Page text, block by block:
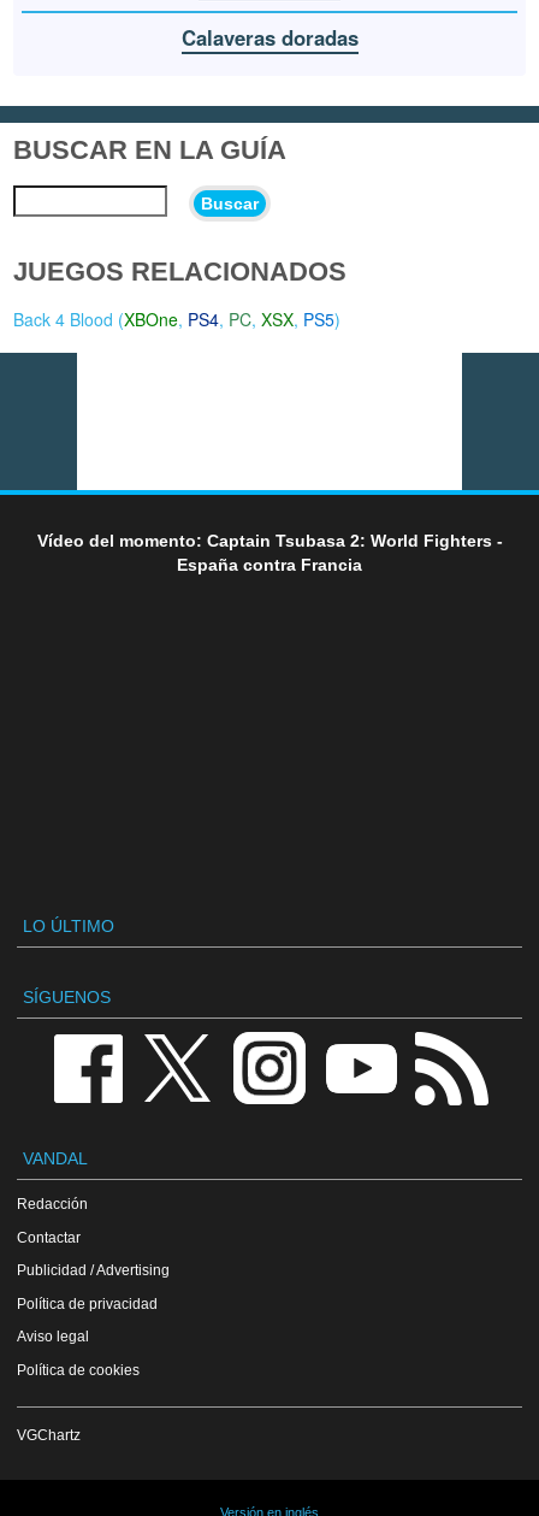
Calaveras doradas
BUSCAR EN LA GUÍA
Buscar
JUEGOS RELACIONADOS
Back 4 Blood (XBOne, PS4, PC,XSX, PS5)
Vídeo del momento: Captain Tsubasa 2: World Fighters -
España contra Francia
LO ÚLTIMO
SÍGUENOS
VANDAL
Redacción
Contactar
Publicidad / Advertising
Política de privacidad
Aviso legal
Política de cookies
VGChartz
Versión en inglés